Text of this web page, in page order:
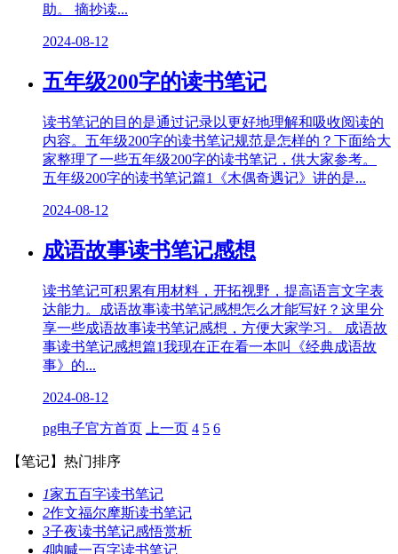
助。 摘抄读...
2024-08-12
五年级200字的读书笔记
读书笔记的目的是通过记录以更好地理解和吸收阅读的
内容。五年级200字的读书笔记规范是怎样的？下面给大
家整理了一些五年级200字的读书笔记，供大家参考。
五年级200字的读书笔记篇1《木偶奇遇记》讲的是...
2024-08-12
成语故事读书笔记感想
读书笔记可积累有用材料，开拓视野，提高语言文字表
达能力。成语故事读书笔记感想怎么才能写好？这里分
享一些成语故事读书笔记感想，方便大家学习。 成语故
事读书笔记感想篇1我现在正在看一本叫《经典成语故
事》的...
2024-08-12
pg电子官方首页 上一页 4 5 6
【笔记】 热门排序
1家五百字读书笔记
2作文福尔摩斯读书笔记
3子夜读书笔记感悟赏析
4呐喊一百字读书笔记